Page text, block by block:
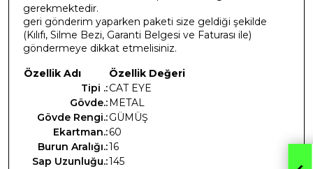
gerekmektedir.
geri gönderim yaparken paketi size geldiği şekilde
(Kılıfı, Silme Bezi, Garanti Belgesi ve Faturası ile)
göndermeye dikkat etmelisiniz.
Özellik Adı
Özellik Değeri
Tipi .:CAT EYE
Gövde.:METAL
Gövde Rengi.:GÜMÜŞ
Ekartman.:60
Burun Aralığı.:16
Sap Uzunluğu.:145